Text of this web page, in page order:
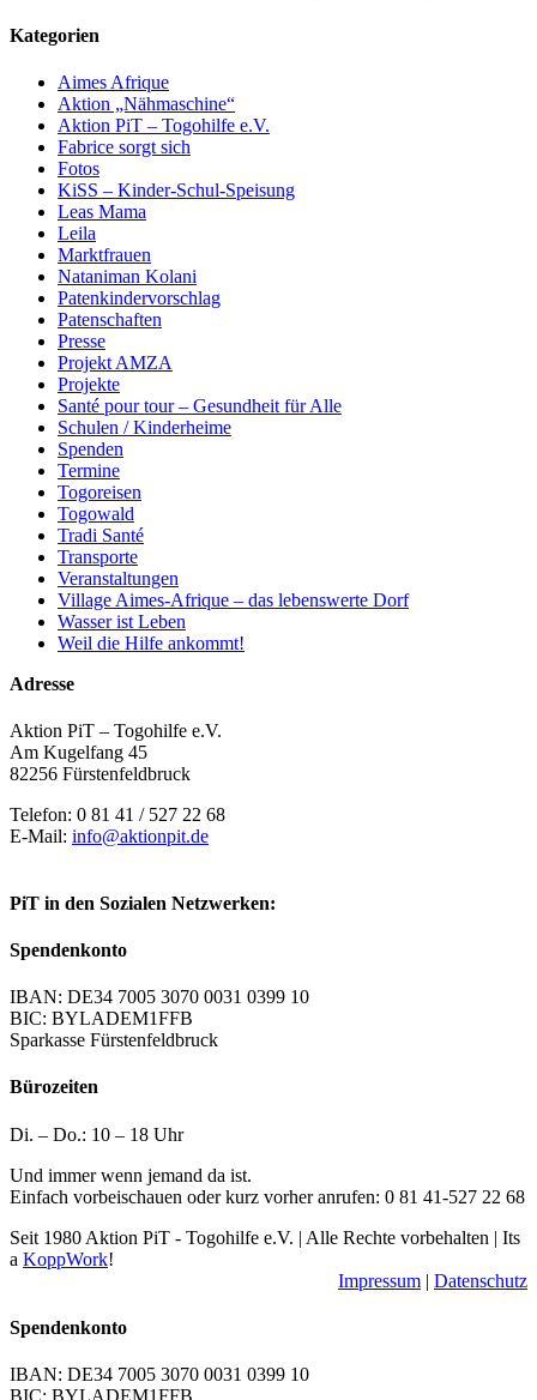
Kategorien
Aimes Afrique
Aktion „Nähmaschine“
Aktion PiT – Togohilfe e.V.
Fabrice sorgt sich
Fotos
KiSS – Kinder-Schul-Speisung
Leas Mama
Leila
Marktfrauen
Nataniman Kolani
Patenkindervorschlag
Patenschaften
Presse
Projekt AMZA
Projekte
Santé pour tour – Gesundheit für Alle
Schulen / Kinderheime
Spenden
Termine
Togoreisen
Togowald
Tradi Santé
Transporte
Veranstaltungen
Village Aimes-Afrique – das lebenswerte Dorf
Wasser ist Leben
Weil die Hilfe ankommt!
Adresse
Aktion PiT – Togohilfe e.V.
Am Kugelfang 45
82256 Fürstenfeldbruck
Telefon: 0 81 41 / 527 22 68
E-Mail: info@aktionpit.de
PiT in den Sozialen Netzwerken:
Spendenkonto
IBAN: DE34 7005 3070 0031 0399 10
BIC: BYLADEM1FFB
Sparkasse Fürstenfeldbruck
Bürozeiten
Di. – Do.: 10 – 18 Uhr
Und immer wenn jemand da ist.
Einfach vorbeischauen oder kurz vorher anrufen: 0 81 41-527 22 68
Seit 1980 Aktion PiT - Togohilfe e.V. | Alle Rechte vorbehalten | Its
a KoppWork!
Impressum | Datenschutz
Toggle
Bar
Area
Spendenkonto
IBAN: DE34 7005 3070 0031 0399 10